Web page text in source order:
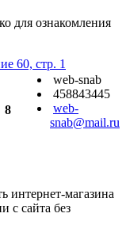
для ознакомления
60, стр. 1
8
web-snab
458843445
web-
snab@mail.ru
интернет-магазина
с сайта без